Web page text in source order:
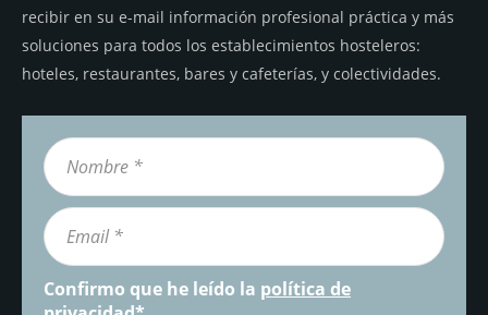
recibir en su e-mail información profesional práctica y más
soluciones para todos los establecimientos hosteleros:
hoteles, restaurantes, bares y cafeterías, y colectividades.
Confirmo que he leído la política de